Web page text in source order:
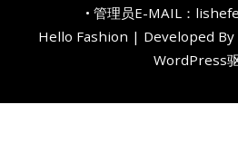
• 管理员E-MAIL：
Hello Fashion | Developed By
WordPress